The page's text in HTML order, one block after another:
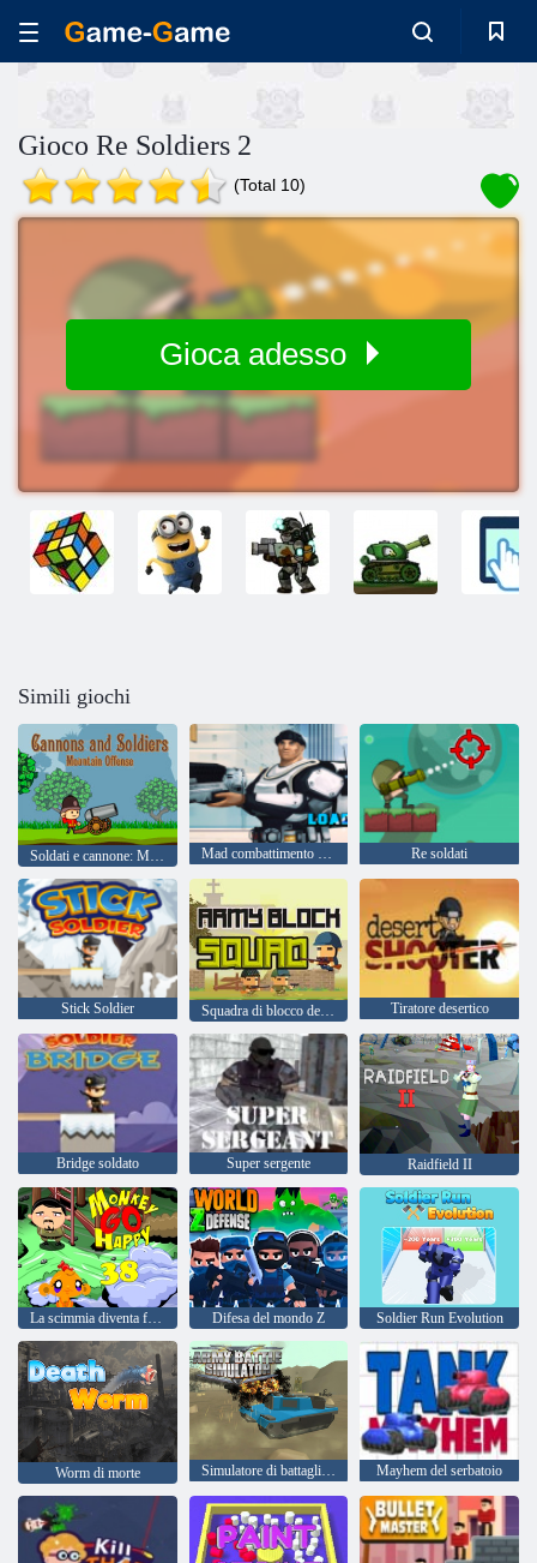
Gioco Re Soldiers 2
(Total 10)
Gioca adesso
Simili giochi
Soldati e cannone: Montagna Attacco Mad combattimento Marines Re soldati
Stick Soldier Squadra di blocco dell'esercito Tiratore desertico
Bridge soldato Super sergente Raidfield II
La scimmia diventa felice, fase 38 Difesa del mondo Z Soldier Run Evolution
Worm di morte Simulatore di battaglia dell'esercito Mayhem del serbatoio